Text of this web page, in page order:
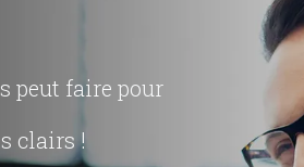
peut faire pour
clairs !